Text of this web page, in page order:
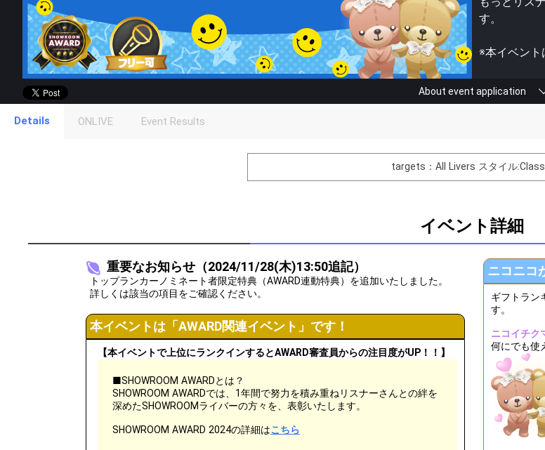
す。
※本イベント
About event application
Level Points
Event Begins!
3000 自分が目指したい目標順位を、テロップに書いてみよう！
5000 ニコイチギフトをギフティングされた時のお礼を考えてみよう！
8000 今後の配信スケジュールについて、考えてみよう！
10000 リスナーさんの好きなところを1つ発表しよう！
22000 ビギナーバッジがついているリスナーさんに、質問してみよう！
30000 初見バッジがついているリスナーさんにあだ名をつけてみよう！
Details ONLIVE Event Results
targets：All Livers スタイル
イベント詳細
重要なお知らせ（2024/11/28(木)13:50追記）
トップランカーノミネート者限定特典（AWARD連動特典）を追加いたしました。
詳しくは該当の項目をご確認ください。
本イベントは「AWARD関連イベント」です！
【本イベントで上位にランクインするとAWARD審査員からの注目度がUP！！】
■SHOWROOM AWARDとは？
SHOWROOM AWARDでは、1年間で努力を積み重ねリスナーさんとの絆を
深めたSHOWROOMライバーの方々を、表彰いたします。
SHOWROOM AWARD 2024の詳細はこちら
ニコニコ
ギフトラン
す。
ニコイチク
何にでも使